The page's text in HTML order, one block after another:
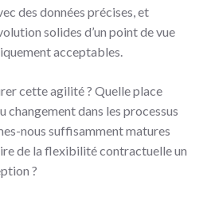
des données précises, et
solides d’un point de vue
acceptables.
cette agilité ? Quelle place
changement dans les processus
nous suffisamment matures
de la flexibilité contractuelle un
?